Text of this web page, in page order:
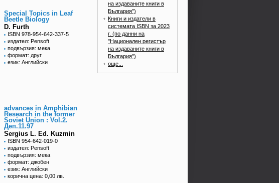
Special Topics in Leaf
Beetle Biology
D. Furth
ISBN 978-954-642-337-5
издател: Pensoft
подвързия: мека
формат: друг
език: Английски
advances in Amphibian
Research in the former
Soviet Union : Vol.2.
Деп.11.97
Sergius L. Ed. Kuzmin
ISBN 954-642-019-0
издател: Pensoft
подвързия: мека
формат: джобен
език: Английски
корична цена: 0,00 лв.
на издаваните книги в
България")
Книги и издатели в
системата ISBN за 2023
г. (по данни на
"Национален регистър
на издаваните книги в
България")
още...